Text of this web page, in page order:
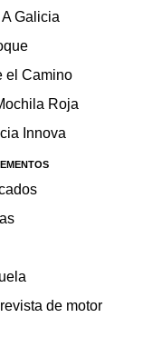
Galicia
el Camino
Roja
Innova
de motor